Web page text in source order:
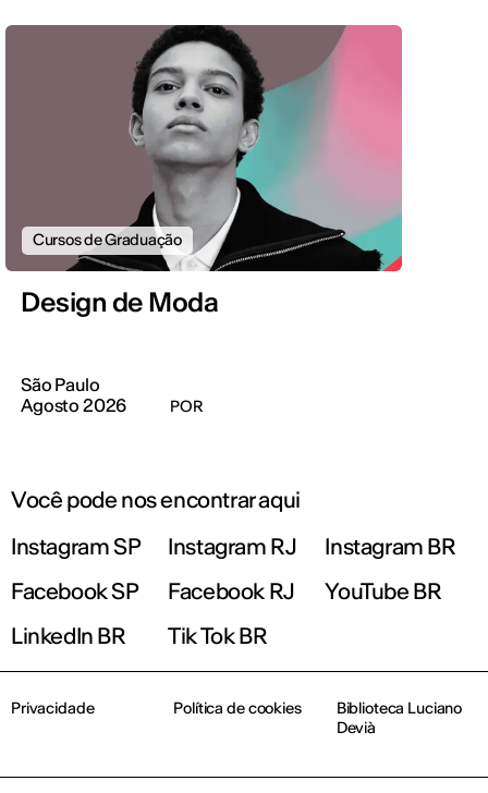
Cursos de Graduação
Design de Moda
São Paulo
Agosto 2026
POR
Você pode nos encontrar aqui
Instagram SP
Instagram RJ
Instagram BR
Facebook SP
Facebook RJ
YouTube BR
LinkedIn BR
Tik Tok BR
Privacidade Política de cookies
Biblioteca Luciano
Devià